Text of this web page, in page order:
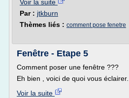
Voir la suite
Par : jtkburn
Thèmes liés : comment pose fenetre
Fenêtre - Etape 5
Comment poser une fenêtre ???
Eh bien , voici de quoi vous éclairer...
Voir la suite